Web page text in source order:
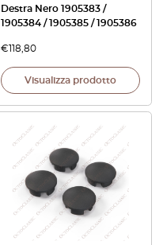
Destra Nero 1905383 /
1905384 / 1905385 / 1905386
€118,80
Visualizza prodotto